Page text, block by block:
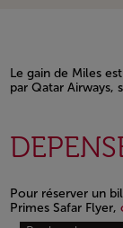
Le gain de Miles
par Qatar Airways,
Pour réserver un
Primes Safar Flyer,